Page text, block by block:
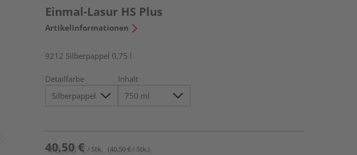
Einmal-Lasur HS Plus
Artikelinformationen
9212 Silberpappel 0,75 l
Detailfarbe Inhalt
40,50 € / Stk. (40,50 € / Stk.)